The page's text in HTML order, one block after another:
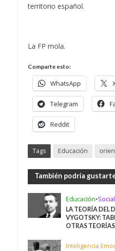
territorio español.
La FP mola.
Comparte esto:
WhatsApp
Telegram
Reddit
Tags Educación
También podría
Educación•Social
LA TEORÍA DEL
VYGOTSKY:
OTRAS TEORÍAS
Inteligencia